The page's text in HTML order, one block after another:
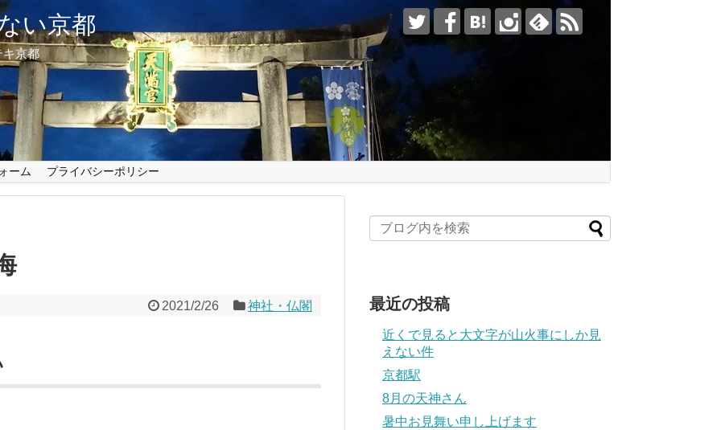
い京都
京都
ーム プライバシーポリシー
2021/2/26 神社・仏閣 最近の投稿
近くで見ると大文字が山火事にしか見
えない件
京都駅
8月の天神さん
暑中お見舞い申し上げます